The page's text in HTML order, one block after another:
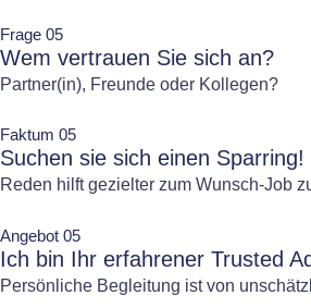
Frage 05
Wem vertrauen Sie sich an?
Partner(in), Freunde oder Kollegen?
Faktum 05
Suchen sie sich einen
Reden hilft gezielter zum Wunsch-Job
Angebot 05
Ich bin Ihr erfahrener Trusted
Persönliche Begleitung ist von